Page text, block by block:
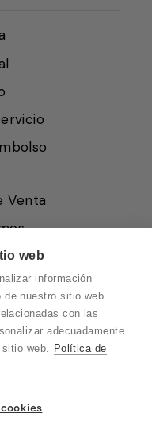
web
información
de nuestro sitio web
con las
adecuadamente
web. Política de
Venta
Datos
Recuerda que
al cliente es de